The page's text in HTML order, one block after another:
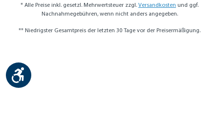
* Alle Preise inkl. gesetzl. Mehrwertsteuer zzgl. Versandkosten und ggf.
Nachnahmegebühren, wenn nicht anders angegeben.
** Niedrigster Gesamtpreis der letzten 30 Tage vor der Preisermäßigung.
Werkzeugleiste anzeigen